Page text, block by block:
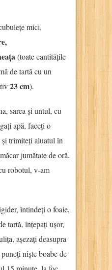
mici,
(toate cantitățile
de tartă cu un
23 cm).
sarea și untul, cu
apă, faceți o
trimiteți aluatul în
jumătate de oră.
robotul, v-am
întindeți o foaie,
tartă, înțepați ușor,
așezați deasupra
niște boabe de